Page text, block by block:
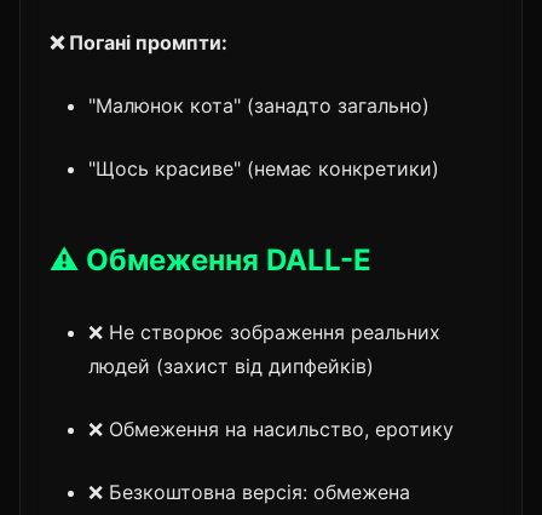
❌ Погані промпти:
"Малюнок кота" (занадто загально)
"Щось красиве" (немає конкретики)
⚠️ Обмеження DALL-E
❌ Не створює зображення реальних
людей (захист від дипфейків)
❌ Обмеження на насильство, еротику
❌ Безкоштовна версія: обмежена